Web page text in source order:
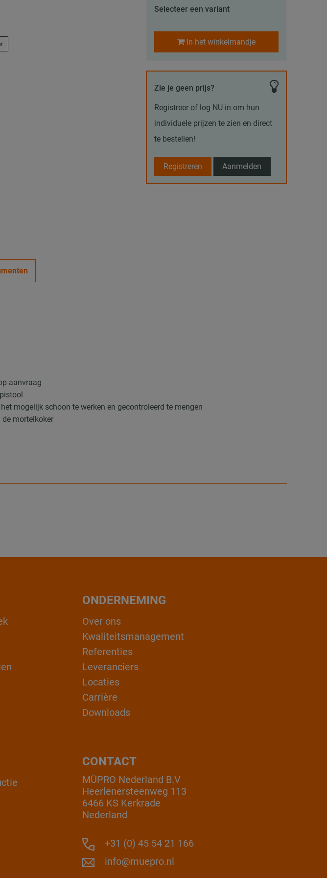
Selecteer een variant
In het winkelmandje
Zie je geen prijs?
Registreer of log NU in om hun
individuele prijzen te zien en direct
te bestellen!
Registreren Aanmelden
aanvraag
mogelijk schoon te werken en gecontroleerd te mengen
mortelkoker
ONDERNEMING
Over ons
Kwaliteitsmanagement
Referenties
Leveranciers
Locaties
Carrière
Downloads
CONTACT
MÜPRO Nederland B.V
Heerlenersteenweg 113
6466 KS Kerkrade
Nederland
+31 (0) 45 54 21 166
info@muepro.nl